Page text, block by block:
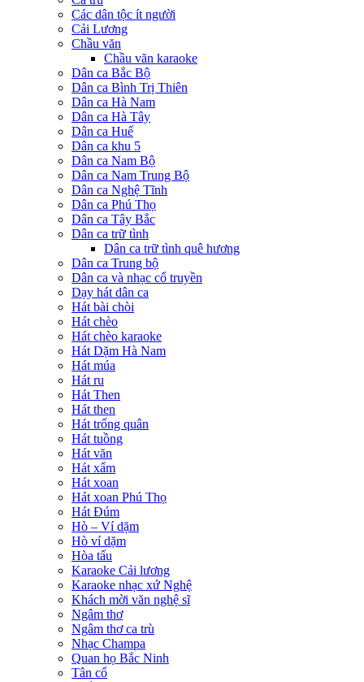
Các dân tộc ít người
Cải Lương
Chầu văn
Chầu văn karaoke
Dân ca Bắc Bộ
Dân ca Bình Trị Thiên
Dân ca Hà Nam
Dân ca Hà Tây
Dân ca Huế
Dân ca khu 5
Dân ca Nam Bộ
Dân ca Nam Trung Bộ
Dân ca Nghệ Tĩnh
Dân ca Phú Thọ
Dân ca Tây Bắc
Dân ca trữ tình
Dân ca trữ tình quê hương
Dân ca Trung bộ
Dân ca và nhạc cổ truyền
Dạy hát dân ca
Hát bài chòi
Hát chèo
Hát chèo karaoke
Hát Dặm Hà Nam
Hát múa
Hát ru
Hát Then
Hát then
Hát trống quân
Hát tuồng
Hát văn
Hát xẩm
Hát xoan
Hát xoan Phú Thọ
Hát Đúm
Hò – Ví dặm
Hò ví dặm
Hòa tấu
Karaoke Cải lương
Karaoke nhạc xứ Nghệ
Khách mời văn nghệ sĩ
Ngâm thơ
Ngâm thơ ca trù
Nhạc Champa
Quan họ Bắc Ninh
Tân cổ